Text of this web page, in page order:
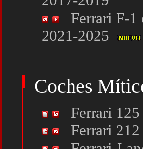
Ferrari F-
2021-2025
Coches
Ferrari
Ferrari